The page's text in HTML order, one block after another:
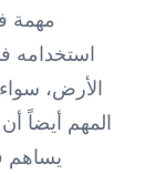
مهمة
استخدامه
الأرض،
المهم أيضاً
يساهم